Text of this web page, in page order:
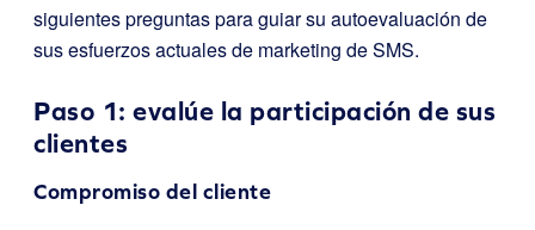
siguientes preguntas para guiar su autoevaluación de
sus esfuerzos actuales de marketing de SMS.
Paso 1: evalúe la participación de sus
clientes
Compromiso del cliente